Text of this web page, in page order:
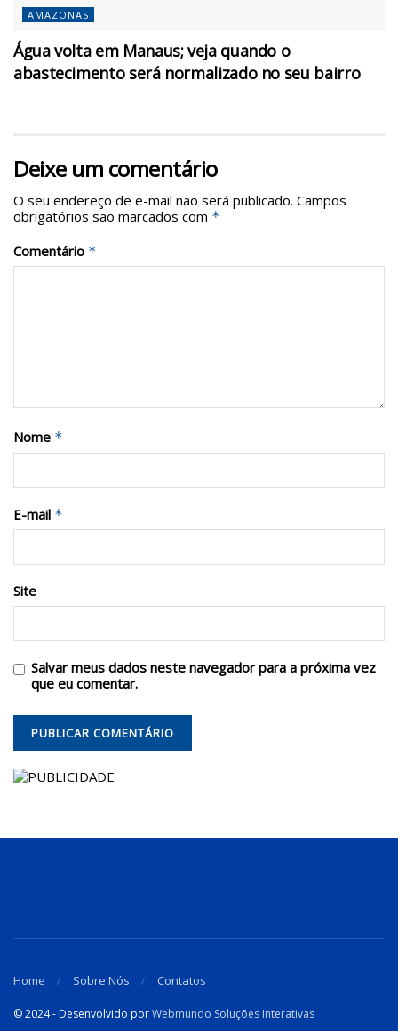
AMAZONAS
Água volta em Manaus; veja quando o
abastecimento será normalizado no seu bairro
Deixe um comentário
O seu endereço de e-mail não será publicado. Campos
obrigatórios são marcados com *
Comentário *
Nome *
E-mail *
Site
Salvar meus dados neste navegador para a próxima vez
que eu comentar.
Home Sobre Nós Contatos
© 2024 - Desenvolvido porWebmundo Soluções Interativas